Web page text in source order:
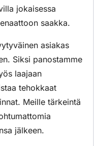
jokaisessa
saakka.
asiakas
Siksi panostamme
laajaan
tehokkaat
Meille tärkeintä
jälkeen.